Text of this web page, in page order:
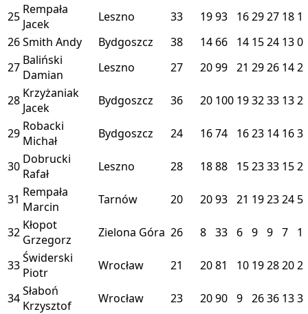
25 Rempała
Jacek
Leszno 33 1993 162927 18 1
26Smith Andy Bydgoszcz 38 14 66 14 1524 130
27 Baliński
Damian
Leszno 27 2099 21 2926 142
28 Krzyżaniak
Jacek
Bydgoszcz 36 20 100 193233 132
29 Robacki
Michał
Bydgoszcz 24 1674 1623 14 163
30 Dobrucki
Rafał
Leszno 28 1888 152333 152
31 Rempała
Marcin
Tarnów 20 2093 21 192324 5
32 Kłopot
Grzegorz
Zielona Góra 26 8 33 6 9 9 7 1
33Świderski
Piotr
Wrocław 21 2081 10 1928202
34Słaboń
Krzysztof
Wrocław 23 2090 9 2636 133